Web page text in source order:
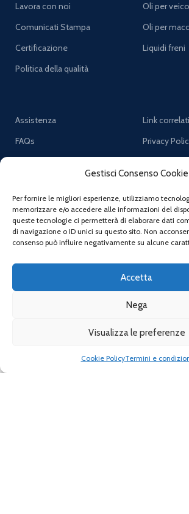
Gestisci Consenso Cookie
Per fornire le migliori esperienze, utilizziamo
memorizzare e/o accedere alle informazioni del
queste tecnologie ci permetterà di elaborare dati
di navigazione o ID unici su questo sito. Non
consenso può influire negativamente su alcune
Accetta
Nega
Visualizza le preferenze
Cookie PolicyTermini e
Lavora con noi
Comunicati Stampa
Certificazione
Politica della qualità
Oli per
Oli per
Liquidi freni
Assistenza
FAQs
Contatti commerciali
Link correlati
Privacy
News
Sitemap
Diventa
[pwa-
Il mio conto